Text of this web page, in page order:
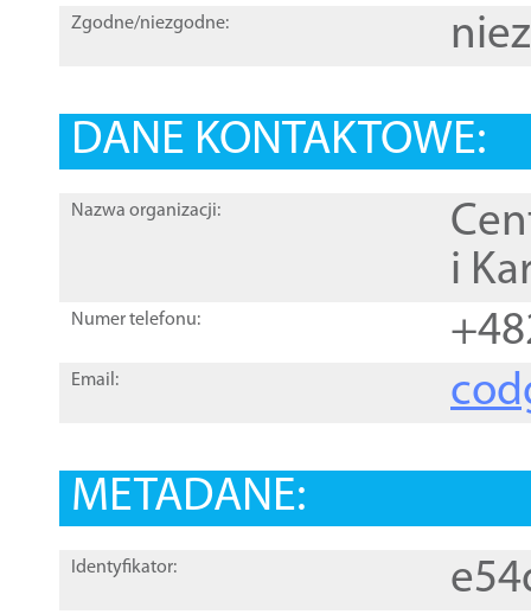
Zgodne/niezgodne:
DANE KONTAKTOWE:
Nazwa organizacji:
i
Numer telefonu:
Email:
METADANE:
Identyfikator: